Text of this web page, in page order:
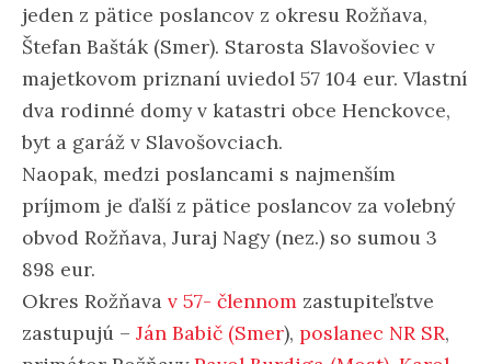
jeden z pätice poslancov z okresu Rožňava,
Štefan Bašták (Smer). Starosta Slavošoviec v
majetkovom priznaní uviedol 57 104 eur. Vlastní
dva rodinné domy v katastri obce Henckovce,
byt a garáž v Slavošovciach.
Naopak, medzi poslancami s najmenším
príjmom je ďalší z pätice poslancov za volebný
obvod Rožňava, Juraj Nagy (nez.) so sumou 3
898 eur.
Okres Rožňava v 57- člennom zastupiteľstve
zastupujú – Ján Babič (Smer), poslanec NR SR,